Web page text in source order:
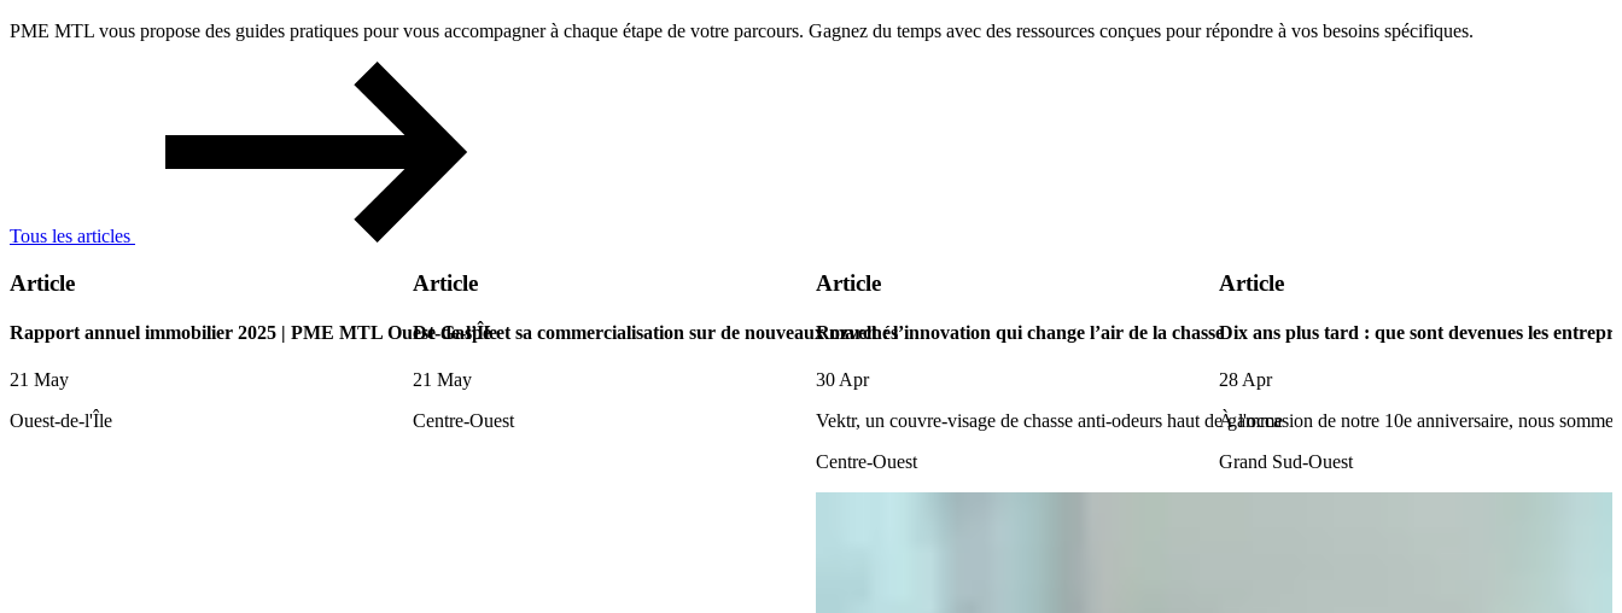
PME MTL vous propose des guides pratiques pour vous accompagner à chaque étape de votre parcours. Gagnez du temps avec des ressources conçues pour répondre à vos besoins spécifiques.
Tous les articles
Article
Rapport annuel immobilier 2025 | PME MTL Ouest-de-l’Île
21 May
Ouest-de-l'Île
Article
De Gaspé et sa commercialisation sur de nouveaux marchés
21 May
Centre-Ouest
Article
Rozvelt : l’innovation qui change l’air de la chasse
30 Apr
Vektr, un couvre-visage de chasse anti-odeurs haut de gamme
Centre-Ouest
Article
Dix ans plus tard : que sont devenues les
28 Apr
À l'occasion de notre 10e anniversaire, nous
Grand Sud-Ouest